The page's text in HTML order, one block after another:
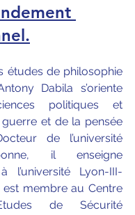
études de philosophie
Dabila s’oriente
politiques et
guerre et de la pensée
de l’université
il enseigne
l’université Lyon-III-
est membre au Centre
de Sécurité